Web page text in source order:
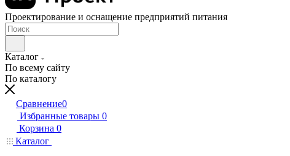
Проектирование и оснащение предприятий питания
Каталог
По всему сайту
По каталогу
Сравнение0
Избранные товары 0
Корзина 0
Каталог